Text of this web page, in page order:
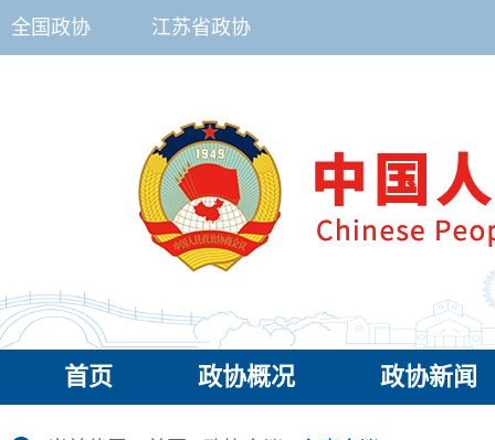
全国政协 江苏省政协
首页 政协概况 政协新闻